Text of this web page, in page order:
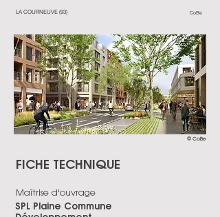
LA COURNEUVE (93) CoBe
© CoBe
FICHE TECHNIQUE
Maîtrise d'ouvrage
SPL Plaine Commune